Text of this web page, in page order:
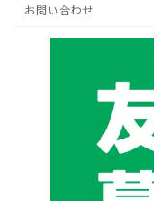
お問い合わせ